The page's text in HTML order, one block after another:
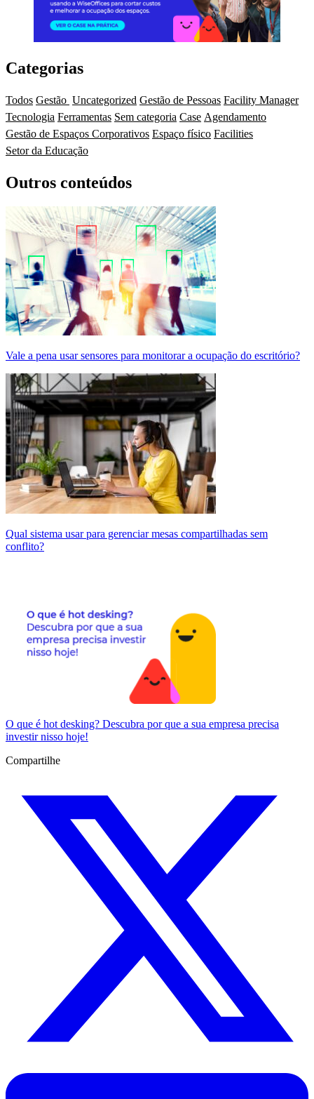
Categorias
Todos Gestão Uncategorized Gestão de Pessoas Facility Manager
Tecnologia Ferramentas Sem categoria Case Agendamento
Gestão de Espaços Corporativos Espaço físico Facilities
Setor da Educação
Outros conteúdos
Vale a pena usar sensores para monitorar a ocupação do escritório?
Qual sistema usar para gerenciar mesas compartilhadas sem
conflito?
O que é hot desking? Descubra por que a sua empresa precisa
investir nisso hoje!
Compartilhe